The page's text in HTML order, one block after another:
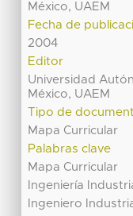
México, UAEM
Fecha de
2004
Editor
Universidad
México, UAEM
Tipo de
Mapa Curricular
Palabras clave
Mapa Curricular
Ingeniería
Ingeniero